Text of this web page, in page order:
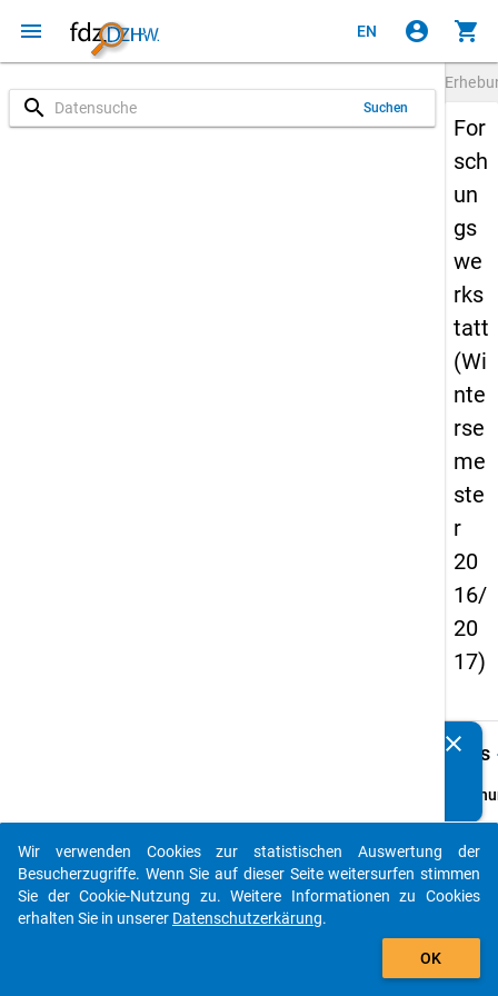
menu EN account_circle shopping_cart
search Suchen
For
sch
un
gs
we
rks
tatt
(Wi
nte
rse
me
ste
r
20
16/
20
17)
Details
info
clear
auto_stories
add_shopping_cart
Wir verwenden Cookies zur statistischen Auswertung der
Besucherzugriffe. Wenn Sie auf dieser Seite weitersurfen stimmen
Sie der Cookie-Nutzung zu. Weitere Informationen zu Cookies
erhalten Sie in unserer Datenschutzerkärung.
OK